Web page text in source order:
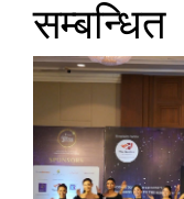
सम्बन्धित